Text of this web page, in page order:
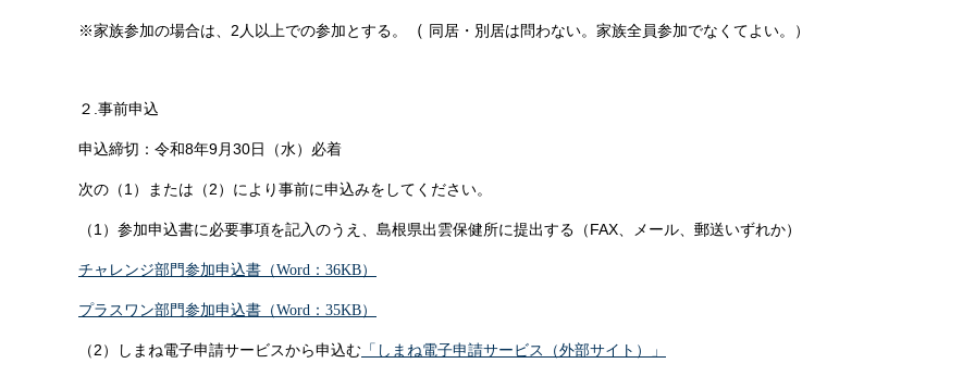
※家族参加の場合は、2人以上での参加とする。 （ 同居・別居は問わない。家族全員参加でなくてよい。）
２.事前申込
申込締切：令和8年9月30日（水）必着
次の（1）または（2）により事前に申込みをしてください。
（1）参加申込書に必要事項を記入のうえ、島根県出雲保健所に提出する（FAX、メール、郵送いずれか）
チャレンジ部門参加申込書（Word：36KB）
プラスワン部門参加申込書（Word：35KB）
（2）しまね電子申請サービスから申込む 「しまね電子申請サービス（外部サイト）」